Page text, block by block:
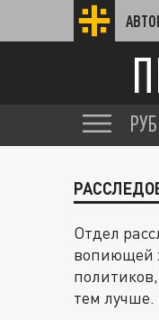
Отдел
вопиющей
тем лучше.